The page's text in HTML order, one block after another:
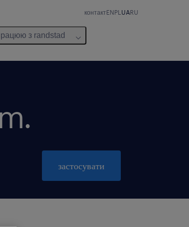
контактENPL UARU
з randstad
застосувати